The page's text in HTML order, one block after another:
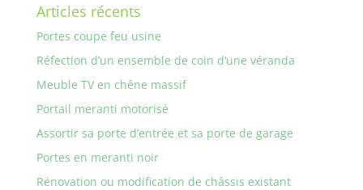
Articles récents
Portes coupe feu usine
Réfection d’un ensemble de coin d’une véranda
Meuble TV en chêne massif
Portail meranti motorisé
Assortir sa porte d’entrée et sa porte de garage
Portes en meranti noir
Rénovation ou modification de châssis existant